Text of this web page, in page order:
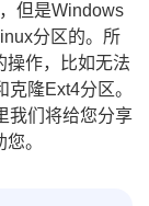
但是Windows
分区的。所
操作，比如无法
隆Ext4分区。
我们将给您分享
。